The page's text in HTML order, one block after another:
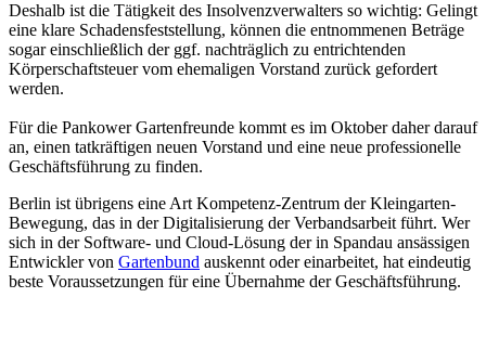
Deshalb ist die Tätigkeit des Insolvenzverwalters so wichtig: Gelingt
eine klare Schadensfeststellung, können die entnommenen Beträge
sogar einschließlich der ggf. nachträglich zu entrichtenden
Körperschaftsteuer vom ehemaligen Vorstand zurück gefordert
werden.
Für die Pankower Gartenfreunde kommt es im Oktober daher darauf
an, einen tatkräftigen neuen Vorstand und eine neue professionelle
Geschäftsführung zu finden.
Berlin ist übrigens eine Art Kompetenz-Zentrum der Kleingarten-
Bewegung, das in der Digitalisierung der Verbandsarbeit führt. Wer
sich in der Software- und Cloud-Lösung der in Spandau ansässigen
Entwickler von Gartenbund auskennt oder einarbeitet, hat eindeutig
beste Voraussetzungen für eine Übernahme der Geschäftsführung.